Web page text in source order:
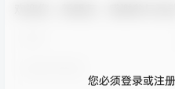
您必须登录或注